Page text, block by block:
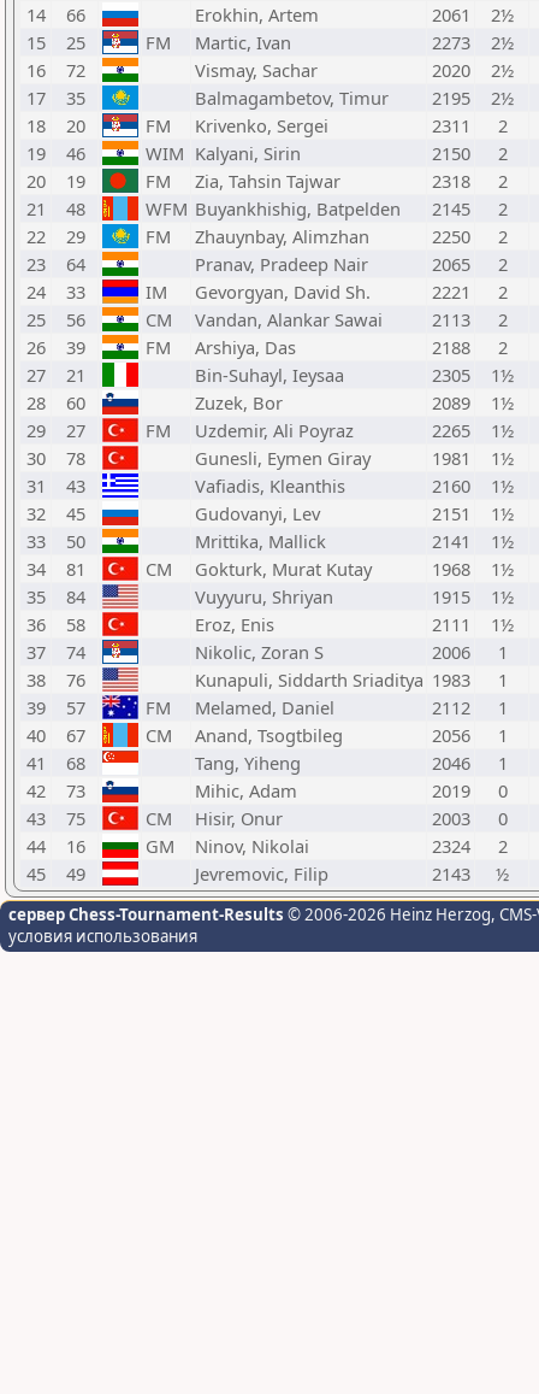
14
66 Erokhin, Artem 2061
2½
15
25 FM Martic, Ivan 2273
2½
16
72 Vismay, Sachar 2020
2½
17
35 Balmagambetov, Timur 2195
2½
18
20 FM Krivenko, Sergei 2311
2
19
46 WIM Kalyani, Sirin 2150
2
20
19 FM Zia, Tahsin Tajwar 2318
2
21
48 WFM Buyankhishig, Batpelden 2145
2
22
29 FM Zhauynbay, Alimzhan 2250
2
23
64 Pranav, Pradeep Nair 2065
2
24
33 IM Gevorgyan, David Sh. 2221
2
25
56 CM Vandan, Alankar Sawai 2113
2
26
39 FM Arshiya, Das 2188
2
27
21 Bin-Suhayl, Ieysaa 2305
1½
28
60 Zuzek, Bor 2089
1½
29
27 FM Uzdemir, Ali Poyraz 2265
1½
30
78 Gunesli, Eymen Giray 1981
1½
31
43 Vafiadis, Kleanthis 2160
1½
32
45 Gudovanyi, Lev 2151
1½
33
50 Mrittika, Mallick 2141
1½
34
81 CM Gokturk, Murat Kutay 1968
1½
35
84 Vuyyuru, Shriyan 1915
1½
36
58 Eroz, Enis 2111
1½
37
74 Nikolic, Zoran S 2006
1
38
76 Kunapuli, Siddarth Sriaditya 1983
1
39
57 FM Melamed, Daniel 2112
1
40
67 CM Anand, Tsogtbileg 2056
1
41
68 Tang, Yiheng 2046
1
42
73 Mihic, Adam 2019
0
43
75 CM Hisir, Onur 2003
0
44
16 GM Ninov, Nikolai 2324
2
45
49 Jevremovic, Filip 2143 ½
сервер Chess-Tournament-Results © 2006-2026 Heinz Herzog,
условия использования